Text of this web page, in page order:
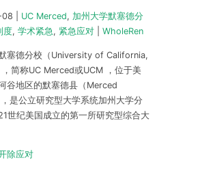
UC Merced, 加州大学默塞德分
度, 学术紧急, 紧急应对 WholeRen
塞德分校（University of California,
简称UC Merced或UCM ，位于美
谷地区的默塞德县（Merced
是公立研究型大学系统加州大学分
世纪美国成立的第一所研究型综合大
除应对